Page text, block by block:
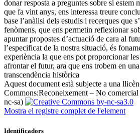
donar resposta a preguntes sobre si estem
que fa vint anys, ens interessa treure
base l’anàlisi dels estudis i recerques que
fenòmens, que ens permetin reflexionar
apuntar propostes d’actuació de cara al
l’especificat de la nostra situació, és
experiència la que ens pot proporcionar les
afrontar el futur, ara que ens trobem en
transcendència històrica ​
Aquest document està subjecte a una
Commons:Reconeixement – No
nc-sa)
Mostra el registre complet de l'element
Identificadors